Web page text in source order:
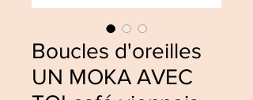
Boucles d'oreilles
UN MOKA AVEC